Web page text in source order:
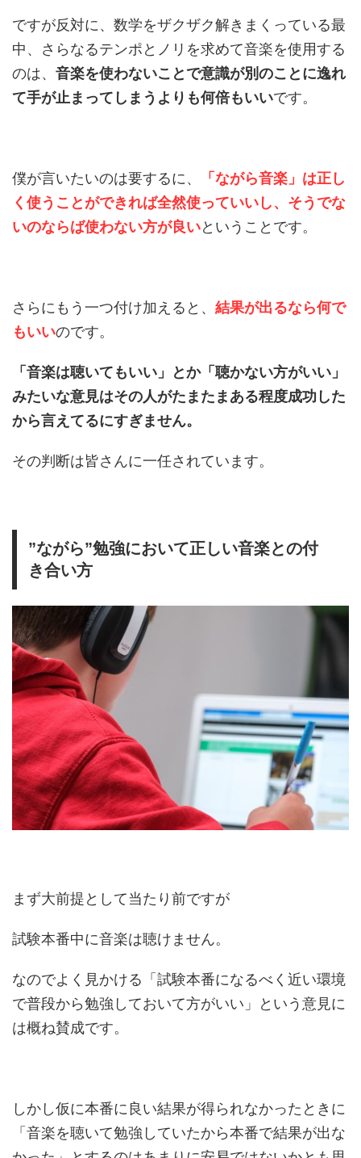
ですが反対に、数学をザクザク解きまくっている最
中、さらなるテンポとノリを求めて音楽を使用する
のは、 音楽を使わないことで意識が別のことに逸れ
て手が止まってしまうよりも何倍もいいです。
僕が言いたいのは要するに、
「ながら音楽」は正し
く使うことができれば全然使っていいし、そうでな
いのならば使わない方が良いということです。
さらにもう一つ付け加えると、 結果が出るなら何で
もいいのです。
「音楽は聴いてもいい」とか「聴かない方がいい」
みたいな意見はその人がたまたまある程度成功した
から言えてるにすぎません。
その判断は皆さんに一任されています。
”ながら”勉強において正しい音楽との付
き合い方
まず大前提として当たり前ですが
試験本番中に音楽は聴けません。
なのでよく見かける「試験本番になるべく近い環境
で普段から勉強しておいて方がいい」という意見に
は概ね賛成です。
しかし仮に本番に良い結果が得られなかったときに
「音楽を聴いて勉強していたから本番で結果が出な